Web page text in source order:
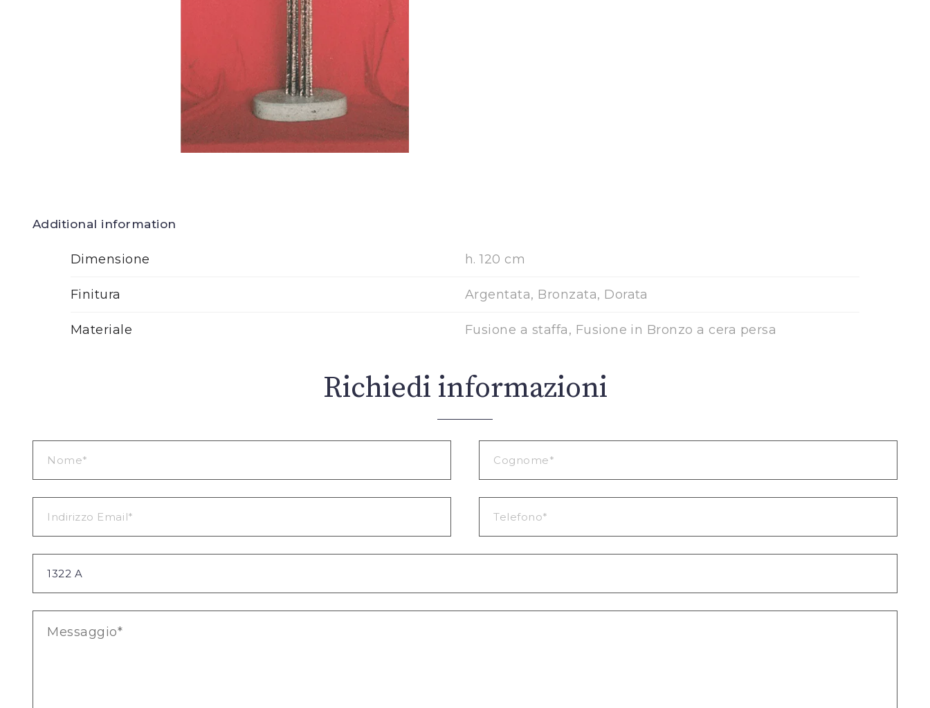
Additional information
Dimensione h. 120 cm
Finitura Argentata, Bronzata, Dorata
Materiale Fusione a staffa, Fusione in Bronzo a cera persa
Richiedi informazioni